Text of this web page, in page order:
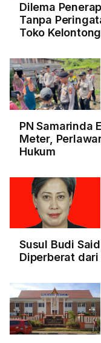
Dilema
Tanpa
Toko Kelontong
PN Samarinda
Meter,
Hukum
Susul Budi
Diperberat dari